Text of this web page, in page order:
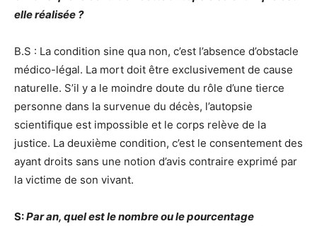
elle réalisée ?
B.S : La condition sine qua non, c’est l’absence d’obstacle
médico-légal. La mort doit être exclusivement de cause
naturelle. S’il y a le moindre doute du rôle d’une tierce
personne dans la survenue du décès, l’autopsie
scientifique est impossible et le corps relève de la
justice. La deuxième condition, c’est le consentement des
ayant droits sans une notion d’avis contraire exprimé par
la victime de son vivant.
S:Par an, quel est le nombre ou le pourcentage